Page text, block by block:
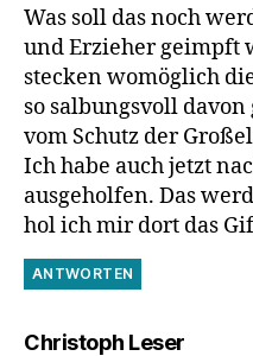
Was soll das noch
und Erzieher geimpft
stecken womöglich
so salbungsvoll
vom Schutz der
Ich habe auch jetzt
ausgeholfen. Das
hol ich mir dort das
ANTWORTEN
Christoph Lesersagt: